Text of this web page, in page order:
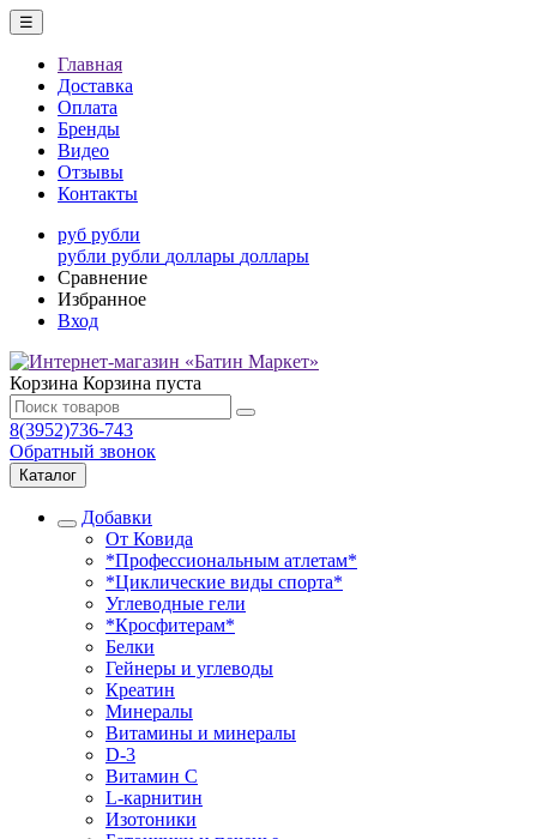
☰
Главная
Доставка
Оплата
Бренды
Видео
Отзывы
Контакты
руб рубли
рубли рубли доллары доллары
Сравнение
Избранное
Вход
Корзина Корзина пуста
8(3952)736-743
Обратный звонок
Каталог
Добавки
От Ковида
*Профессиональным атлетам*
*Циклические виды спорта*
Углеводные гели
*Кросфитерам*
Белки
Гейнеры и углеводы
Креатин
Минералы
Витамины и минералы
D-3
Витамин С
L-карнитин
Изотоники